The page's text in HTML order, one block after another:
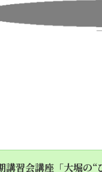
講習会講座「大堀の